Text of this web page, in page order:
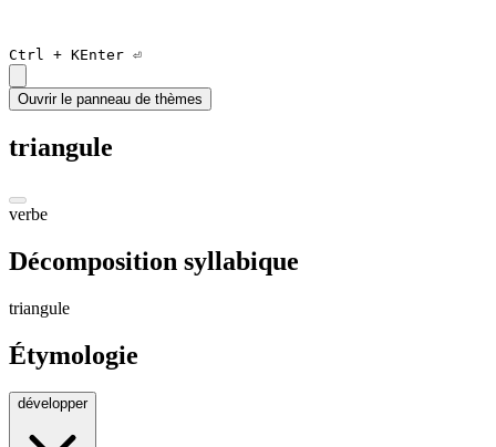
Ctrl + KEnter ⏎
Ouvrir le panneau de thèmes
triangule
verbe
Décomposition syllabique
triangule
Étymologie
développer